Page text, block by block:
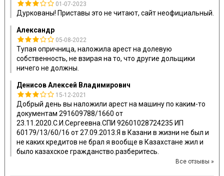
01-07-2023
Дуркованы! Приставы это не читают, сайт неофициальный.
Александр
05-08-2022
Тупая опричница, наложила арест на долевую
собственность, не взирая на то, что другие дольщики
ничего не должны.
Денисов Алексей Владимирович
15-12-2021
Добрый день вы наложили арест на машину по каким-то
документам 291609788/1660 от
23.11.2020.С.И.Сергеевна.СПИ 92601028724235 ИП
60179/13/60/16 от 27.09.2013.Я в Казани в жизни не был и
не каких кредитов не брал я вообще в Казахстане жил и
было казахское гражданство.разберитесь.
Все отзывы »